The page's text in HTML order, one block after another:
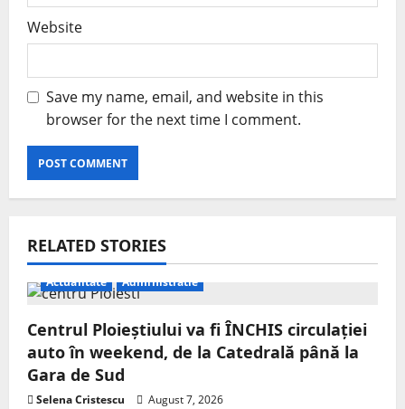
Website
Save my name, email, and website in this
browser for the next time I comment.
RELATED STORIES
Actualitate Administratie
Centrul Ploieștiului va fi ÎNCHIS circulației
auto în weekend, de la Catedrală până la
Gara de Sud
Selena Cristescu August 7, 2026